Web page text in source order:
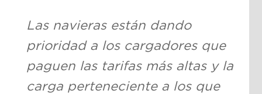
Las navieras están dando
prioridad a los cargadores que
paguen las tarifas más altas y la
carga perteneciente a los que